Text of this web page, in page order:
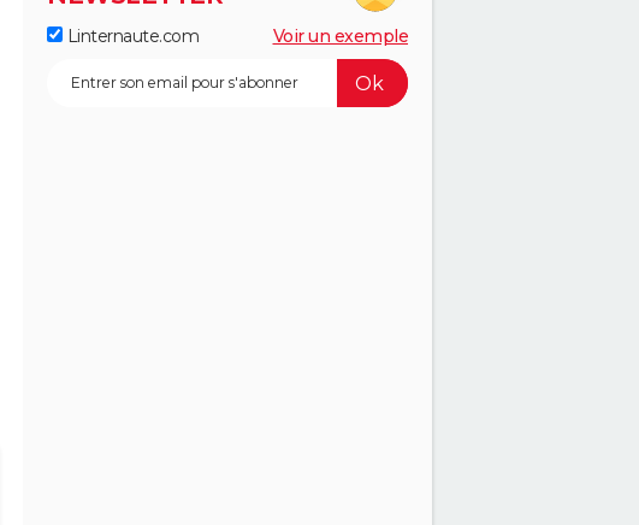
Linternaute.com Voir un exemple